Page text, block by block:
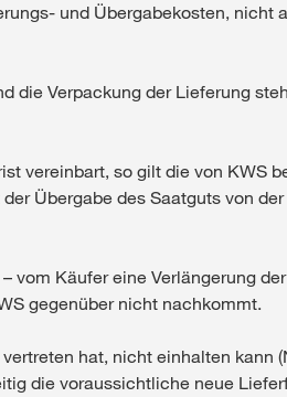
und Übergabekosten, nicht
die Verpackung der Lieferung
vereinbart, so gilt die von KWS
Übergabe des Saatguts von
vom Käufer eine Verlängerung
gegenüber nicht nachkommt.
hat, nicht einhalten kann
die voraussichtliche neue